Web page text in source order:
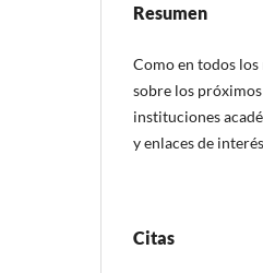
Resumen
Como en todos
sobre los
instituciones
y enlaces de
Citas